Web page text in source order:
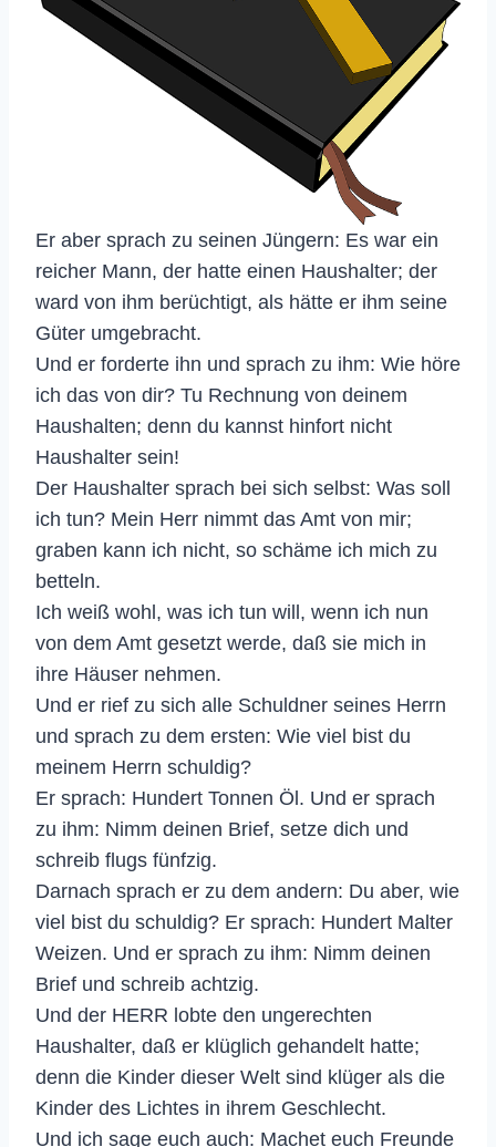
Er aber sprach zu seinen Jüngern: Es war ein
reicher Mann, der hatte einen Haushalter; der
ward von ihm berüchtigt, als hätte er ihm seine
Güter umgebracht.
Und er forderte ihn und sprach zu ihm: Wie höre
ich das von dir? Tu Rechnung von deinem
Haushalten; denn du kannst hinfort nicht
Haushalter sein!
Der Haushalter sprach bei sich selbst: Was soll
ich tun? Mein Herr nimmt das Amt von mir;
graben kann ich nicht, so schäme ich mich zu
betteln.
Ich weiß wohl, was ich tun will, wenn ich nun
von dem Amt gesetzt werde, daß sie mich in
ihre Häuser nehmen.
Und er rief zu sich alle Schuldner seines Herrn
und sprach zu dem ersten: Wie viel bist du
meinem Herrn schuldig?
Er sprach: Hundert Tonnen Öl. Und er sprach
zu ihm: Nimm deinen Brief, setze dich und
schreib flugs fünfzig.
Darnach sprach er zu dem andern: Du aber, wie
viel bist du schuldig? Er sprach: Hundert Malter
Weizen. Und er sprach zu ihm: Nimm deinen
Brief und schreib achtzig.
Und der HERR lobte den ungerechten
Haushalter, daß er klüglich gehandelt hatte;
denn die Kinder dieser Welt sind klüger als die
Kinder des Lichtes in ihrem Geschlecht.
Und ich sage euch auch: Machet euch Freunde